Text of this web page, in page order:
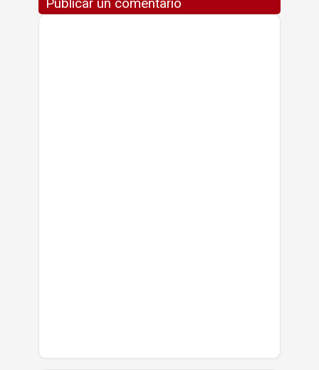
Publicar un comentario